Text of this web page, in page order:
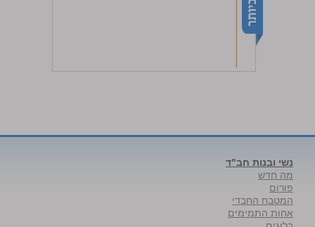
נשי ובנות חב"ד
מה חדש
פורום
המטבח החבדי
אחות התמימים